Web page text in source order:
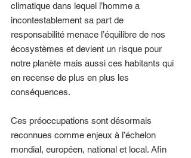
climatique dans lequel l’homme a
incontestablement sa part de
responsabilité menace l’équilibre de nos
écosystèmes et devient un risque pour
notre planète mais aussi ces habitants qui
en recense de plus en plus les
conséquences.
Ces préoccupations sont désormais
reconnues comme enjeux à l’échelon
mondial, européen, national et local. Afin